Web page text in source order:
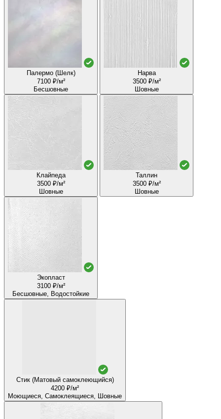
Палермо (Шелк)
7100 ₽/м²
Бесшовные
Нарва
3500 ₽/м²
Шовные
Клайпеда
3500 ₽/м²
Шовные
Таллин
3500 ₽/м²
Шовные
Экопласт
3100 ₽/м²
Бесшовные, Водостойкие
Стик (Матовый самоклеющийся)
4200 ₽/м²
Моющиеся, Самоклеящиеся, Шовные